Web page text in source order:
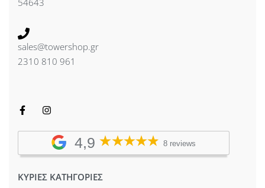
54643
sales@towershop.gr
2310 810 961
4,9 8 reviews
ΚΥΡΙΕΣ ΚΑΤΗΓΟΡΙΕΣ